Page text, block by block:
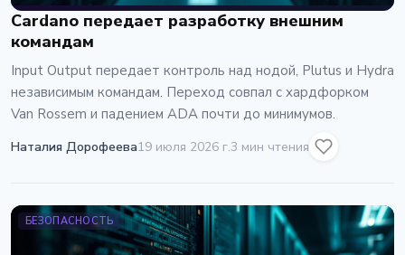
Cardano передает разработку внешним
командам
Input Output передает контроль над нодой, Plutus и Hydra
независимым командам. Переход совпал с хардфорком
Van Rossem и падением ADA почти до минимумов.
Наталия Дорофеева19 июля 2026 г.3 мин чтения
БЕЗОПАСНОСТЬ